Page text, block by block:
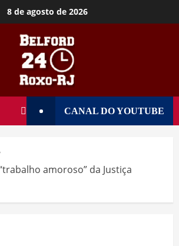
8 de agosto de 2026
CANAL DO YOUTUBE
amoroso” da Justiça